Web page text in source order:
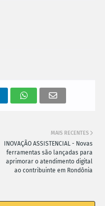
MAIS RECENTES
INOVAÇÃO ASSISTENCIAL - Novas
ferramentas são lançadas para
aprimorar o atendimento digital
ao contribuinte em Rondônia